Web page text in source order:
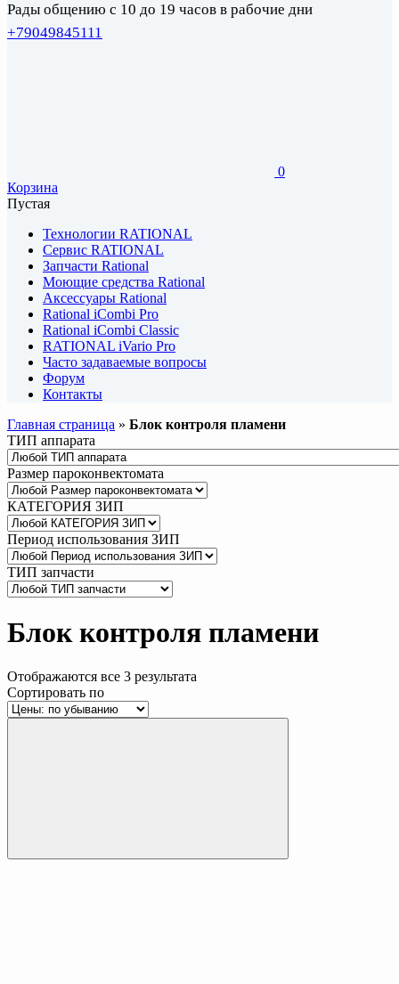
Рады общению с 10 до 19 часов в рабочие дни
+79049845111
0
Корзина
Пустая
Технологии RATIONAL
Сервис RATIONAL
Запчасти Rational
Моющие средства Rational
Аксессуары Rational
Rational iCombi Pro
Rational iCombi Classic
RATIONAL iVario Pro
Часто задаваемые вопросы
Форум
Контакты
Главная страница » Блок контроля пламени
ТИП аппарата
Размер пароконвектомата
КАТЕГОРИЯ ЗИП
Период использования ЗИП
ТИП запчасти
Блок контроля пламени
Отображаются все 3 результата
Сортировать по